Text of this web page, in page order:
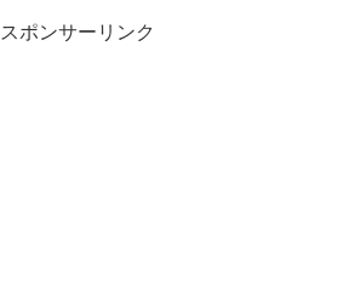
スポンサーリンク